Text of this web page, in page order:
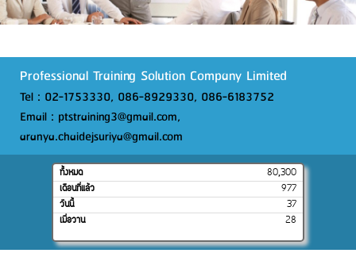
Professional Training Solution Company Limited
Tel : 02-1753330, 086-8929330, 086-6183752
Email : ptstraining3@gmail.com,
aranya.chaidejsuriya@gmail.com
ทั้งหมด
80,300
เดือนที่แล้ว
977
วันนี้
37
เมื่อวาน
28